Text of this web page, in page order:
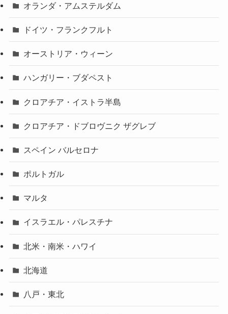
オランダ・アムステルダム
ドイツ・フランクフルト
オーストリア・ウィーン
ハンガリー・ブダペスト
クロアチア・イストラ半島
クロアチア・ドブロヴニク ザグレブ
スペイン バルセロナ
ポルトガル
マルタ
イスラエル・パレスチナ
北米・南米・ハワイ
北海道
八戸・東北